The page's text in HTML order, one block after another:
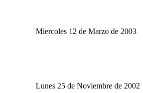
Miercoles 12 de Marzo de 2003
Lunes 25 de Noviembre de 2002